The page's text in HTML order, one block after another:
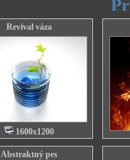
Revival váza
1600x1200
Abstraktný pes